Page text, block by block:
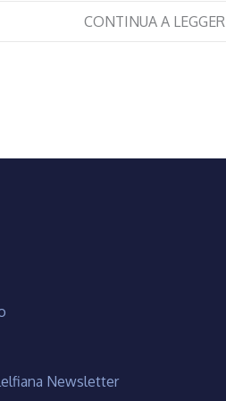
CONTINUA A
Newsletter